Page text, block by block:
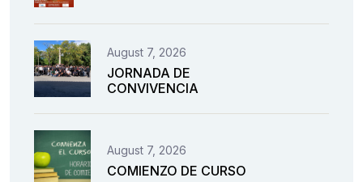
August 7, 2026
JORNADA DE
CONVIVENCIA
August 7, 2026
COMIENZO DE CURSO